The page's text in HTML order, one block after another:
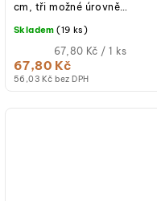
56,03 Kč bez DPH
67,80 Kč
Měrná
cena:
67,80 Kč / 1 ks
Skladem (19 ks)
cm, tři možné úrovně
papírová, bílá barva,
jednoduchá na...